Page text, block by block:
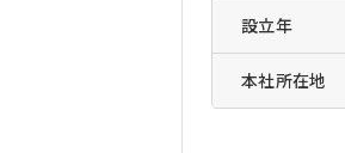
設立年
本社所在地